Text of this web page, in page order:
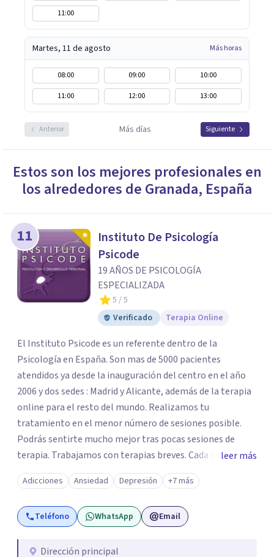
11:00
Martes, 11 de agosto Más horas
08:00 09:00
10:00
11:00
12:00 13:00
Anterior Más días Siguiente
Estos son los mejores profesionales en
los alrededores de Granada, España
11
Instituto De Psicología
Psicode
19 AÑOS DE PSICOLOGÍA
ESPECIALIZADA
5 / 5
Verificado
Terapia Online
El Instituto Psicode es un referente dentro de la
Psicología en España. Son mas de 5000 pacientes
atendidos ya desde la inauguración del centro en el año
2006 y dos sedes : Madrid y Alicante, además de la terapia
online para el resto del mundo. Realizamos tu
tratamiento en el menor número de sesiones posible.
Podrás sentirte mucho mejor tras pocas sesiones de
terapia. Trabajamos con terapias breves. Cada sesión de
terapia te resultará de utilidad y te ayudará a conseguir
tus objetivos. Entre nuestras especialidades destaca la
terapia de pareja y sexual, así como el tratamiento de
problemas emocionales, obsesiones, ansiedad , estrés,
además con un servicio de hipnosis regresiva para el
leer más
Adicciones Ansiedad Depresión +7 más
Teléfono WhatsApp Email
Dirección principal